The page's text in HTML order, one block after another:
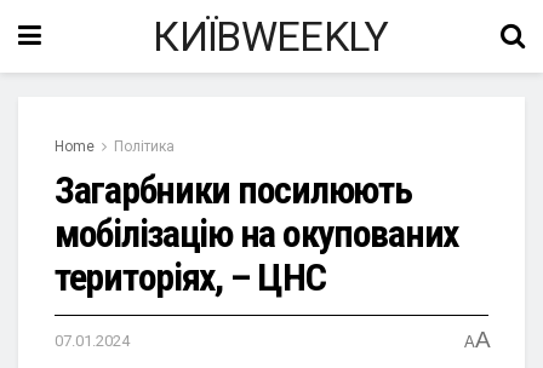
КИЇВWEEKLY
Home Політика
Загарбники посилюють
мобілізацію на окупованих
територіях, – ЦНС
07.01.2024 AA